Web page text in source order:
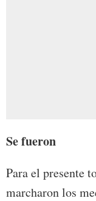
Se fueron
Para el presente
marcharon los